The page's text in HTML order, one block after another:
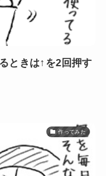
ときは↑を2回押す
作ってみた